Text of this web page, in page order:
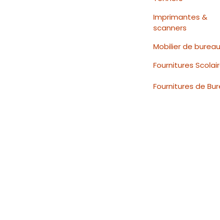
Imprimantes &
scanners
Mobilier de bureau
Fournitures
Fournitures de